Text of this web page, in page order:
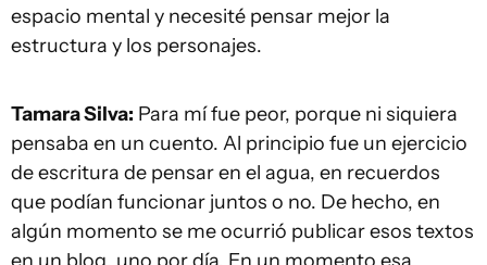
espacio mental y necesité pensar mejor la
estructura y los personajes.
Tamara Silva: Para mí fue peor, porque ni siquiera
pensaba en un cuento. Al principio fue un ejercicio
de escritura de pensar en el agua, en recuerdos
que podían funcionar juntos o no. De hecho, en
algún momento se me ocurrió publicar esos textos